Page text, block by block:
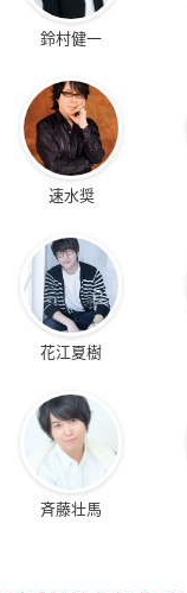
鈴村健一
速水奨
花江夏樹
斉藤壮馬